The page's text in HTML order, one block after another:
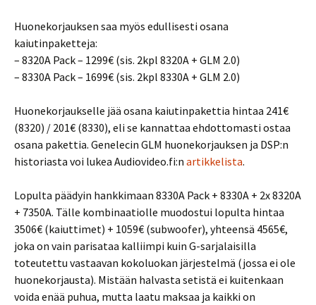
Huonekorjauksen saa myös edullisesti osana
kaiutinpaketteja:
– 8320A Pack – 1299€ (sis. 2kpl 8320A + GLM 2.0)
– 8330A Pack – 1699€ (sis. 2kpl 8330A + GLM 2.0)
Huonekorjaukselle jää osana kaiutinpakettia hintaa 241€
(8320) / 201€ (8330), eli se kannattaa ehdottomasti ostaa
osana pakettia. Genelecin GLM huonekorjauksen ja DSP:n
historiasta voi lukea Audiovideo.fi:n artikkelista.
Lopulta päädyin hankkimaan 8330A Pack + 8330A + 2x 8320A
+ 7350A. Tälle kombinaatiolle muodostui lopulta hintaa
3506€ (kaiuttimet) + 1059€ (subwoofer), yhteensä 4565€,
joka on vain parisataa kalliimpi kuin G-sarjalaisilla
toteutettu vastaavan kokoluokan järjestelmä (jossa ei ole
huonekorjausta). Mistään halvasta setistä ei kuitenkaan
voida enää puhua, mutta laatu maksaa ja kaikki on